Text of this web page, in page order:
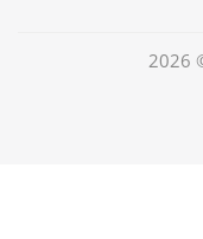
2026